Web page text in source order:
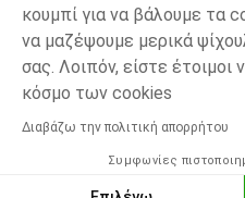
κουμπί για να βάλουμε τα
να μαζέψουμε μερικά
σας. Λοιπόν, είστε έτοιμοι
κόσμο των cookies
Διαβάζω την πολιτική απορρήτου
Συμφωνίες
Πολύχρωμο
Δυνατότητα
ΠΡΟΣΘΉΚΗ ΣΤΟ
Προσβασιμότητα:
H Orchestra συμμετέχει στον
μεσολάβησης της Γαλλικής